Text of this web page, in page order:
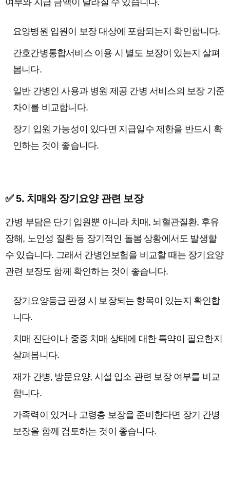
여부와 지급 금액이 달라질 수 있습니다.
요양병원 입원이 보장 대상에 포함되는지 확인합니다.
간호간병통합서비스 이용 시 별도 보장이 있는지 살펴
봅니다.
일반 간병인 사용과 병원 제공 간병 서비스의 보장 기준
차이를 비교합니다.
장기 입원 가능성이 있다면 지급일수 제한을 반드시 확
인하는 것이 좋습니다.
✅ 5. 치매와 장기요양 관련 보장
간병 부담은 단기 입원뿐 아니라 치매, 뇌혈관질환, 후유
장해, 노인성 질환 등 장기적인 돌봄 상황에서도 발생할
수 있습니다. 그래서 간병인보험을 비교할 때는 장기요양
관련 보장도 함께 확인하는 것이 좋습니다.
장기요양등급 판정 시 보장되는 항목이 있는지 확인합
니다.
치매 진단이나 중증 치매 상태에 대한 특약이 필요한지
살펴봅니다.
재가 간병, 방문요양, 시설 입소 관련 보장 여부를 비교
합니다.
가족력이 있거나 고령층 보장을 준비한다면 장기 간병
보장을 함께 검토하는 것이 좋습니다.